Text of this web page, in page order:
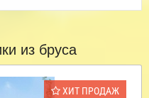
из бруса
ХИТ ПРОДАЖ